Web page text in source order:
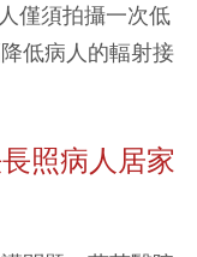
僅須拍攝一次低
低病人的輻射接
照病人居家